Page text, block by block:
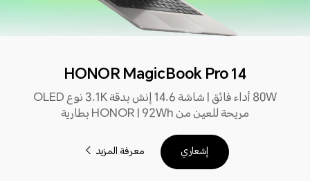
HONOR MagicBook Pro 14
80W أداء فائق | شاشة 14.6 إنش بدقة 3.1K نوع OLED
مريحة للعين من HONOR | 92Wh بطارية
إشعاري معرفة المزيد